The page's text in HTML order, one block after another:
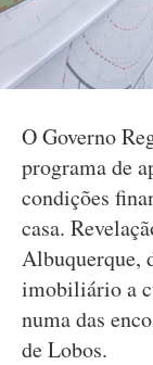
O Governo
programa de
condições
casa.
Albuquerque,
imobiliário a
numa das
de Lobos.